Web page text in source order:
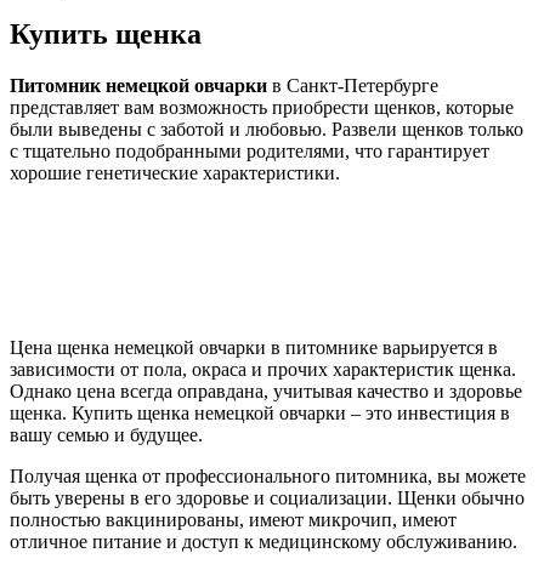
Купить щенка
Питомник немецкой овчарки в Санкт-Петербурге
представляет вам возможность приобрести щенков, которые
были выведены с заботой и любовью. Развели щенков только
с тщательно подобранными родителями, что гарантирует
хорошие генетические характеристики.
Цена щенка немецкой овчарки в питомнике варьируется в
зависимости от пола, окраса и прочих характеристик щенка.
Однако цена всегда оправдана, учитывая качество и здоровье
щенка. Купить щенка немецкой овчарки – это инвестиция в
вашу семью и будущее.
Получая щенка от профессионального питомника, вы можете
быть уверены в его здоровье и социализации. Щенки обычно
полностью вакцинированы, имеют микрочип, имеют
отличное питание и доступ к медицинскому обслуживанию.